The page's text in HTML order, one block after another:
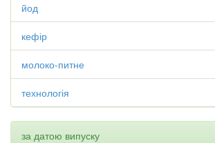
йод
кефір
молоко-питне
технологія
за датою випуску